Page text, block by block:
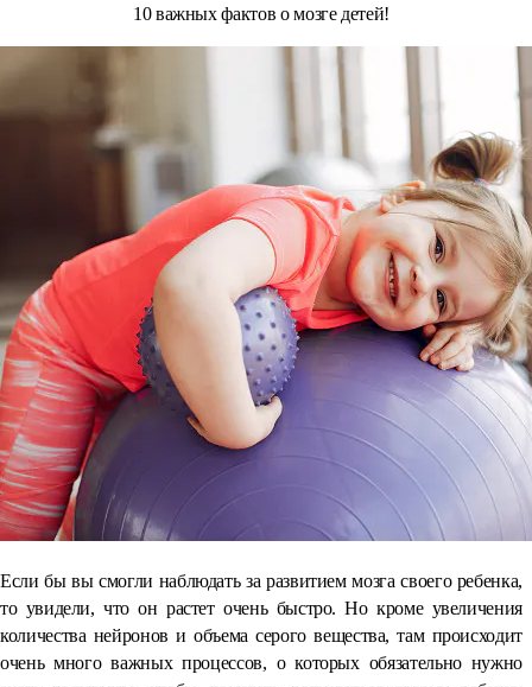
10 важных фактов о мозге детей!
Если бы вы смогли наблюдать за развитием мозга своего ребенка,
то увидели, что он растет очень быстро. Но кроме увеличения
количества нейронов и объема серого вещества, там происходит
очень много важных процессов, о которых обязательно нужно